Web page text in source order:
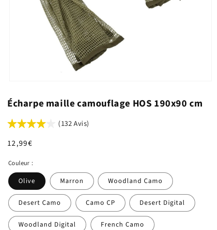
Écharpe maille camouflage HOS 190x90 cm
(132 Avis)
Prix
12,99€
Couleur :
Olive Marron Woodland Camo
Desert Camo Camo CP Desert Digital
Woodland Digital French Camo